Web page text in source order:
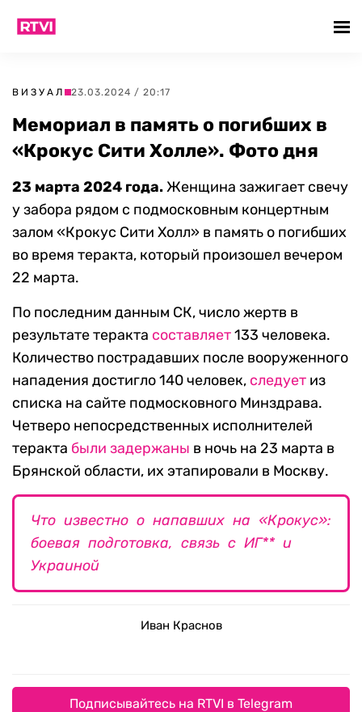
ВИЗУАЛ 23.03.2024 / 20:17
Мемориал в память о погибших в
«Крокус Сити Холле». Фото дня
23 марта 2024 года.Женщина зажигает свечу
у забора рядом с подмосковным концертным
залом «Крокус Сити Холл» в память о погибших
во время теракта, который произошел вечером
22 марта.
По последним данным СК, число жертв в
результате теракта составляет133 человека.
Количество пострадавших после вооруженного
нападения достигло 140 человек, следует из
списка на сайте подмосковного Минздрава.
Четверо непосредственных исполнителей
теракта были задержаны в ночь на 23 марта в
Брянской области, их этапировали в Москву.
Что известно о напавших на «Крокус»:
боевая подготовка, связь с ИГ** и
Украиной
Иван Краснов
Подписывайтесь на RTVI в Telegram